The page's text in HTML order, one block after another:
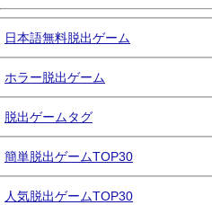
日本語無料脱出ゲーム
ホラー脱出ゲーム
脱出ゲームタグ
簡単脱出ゲームTOP30
人気脱出ゲームTOP30